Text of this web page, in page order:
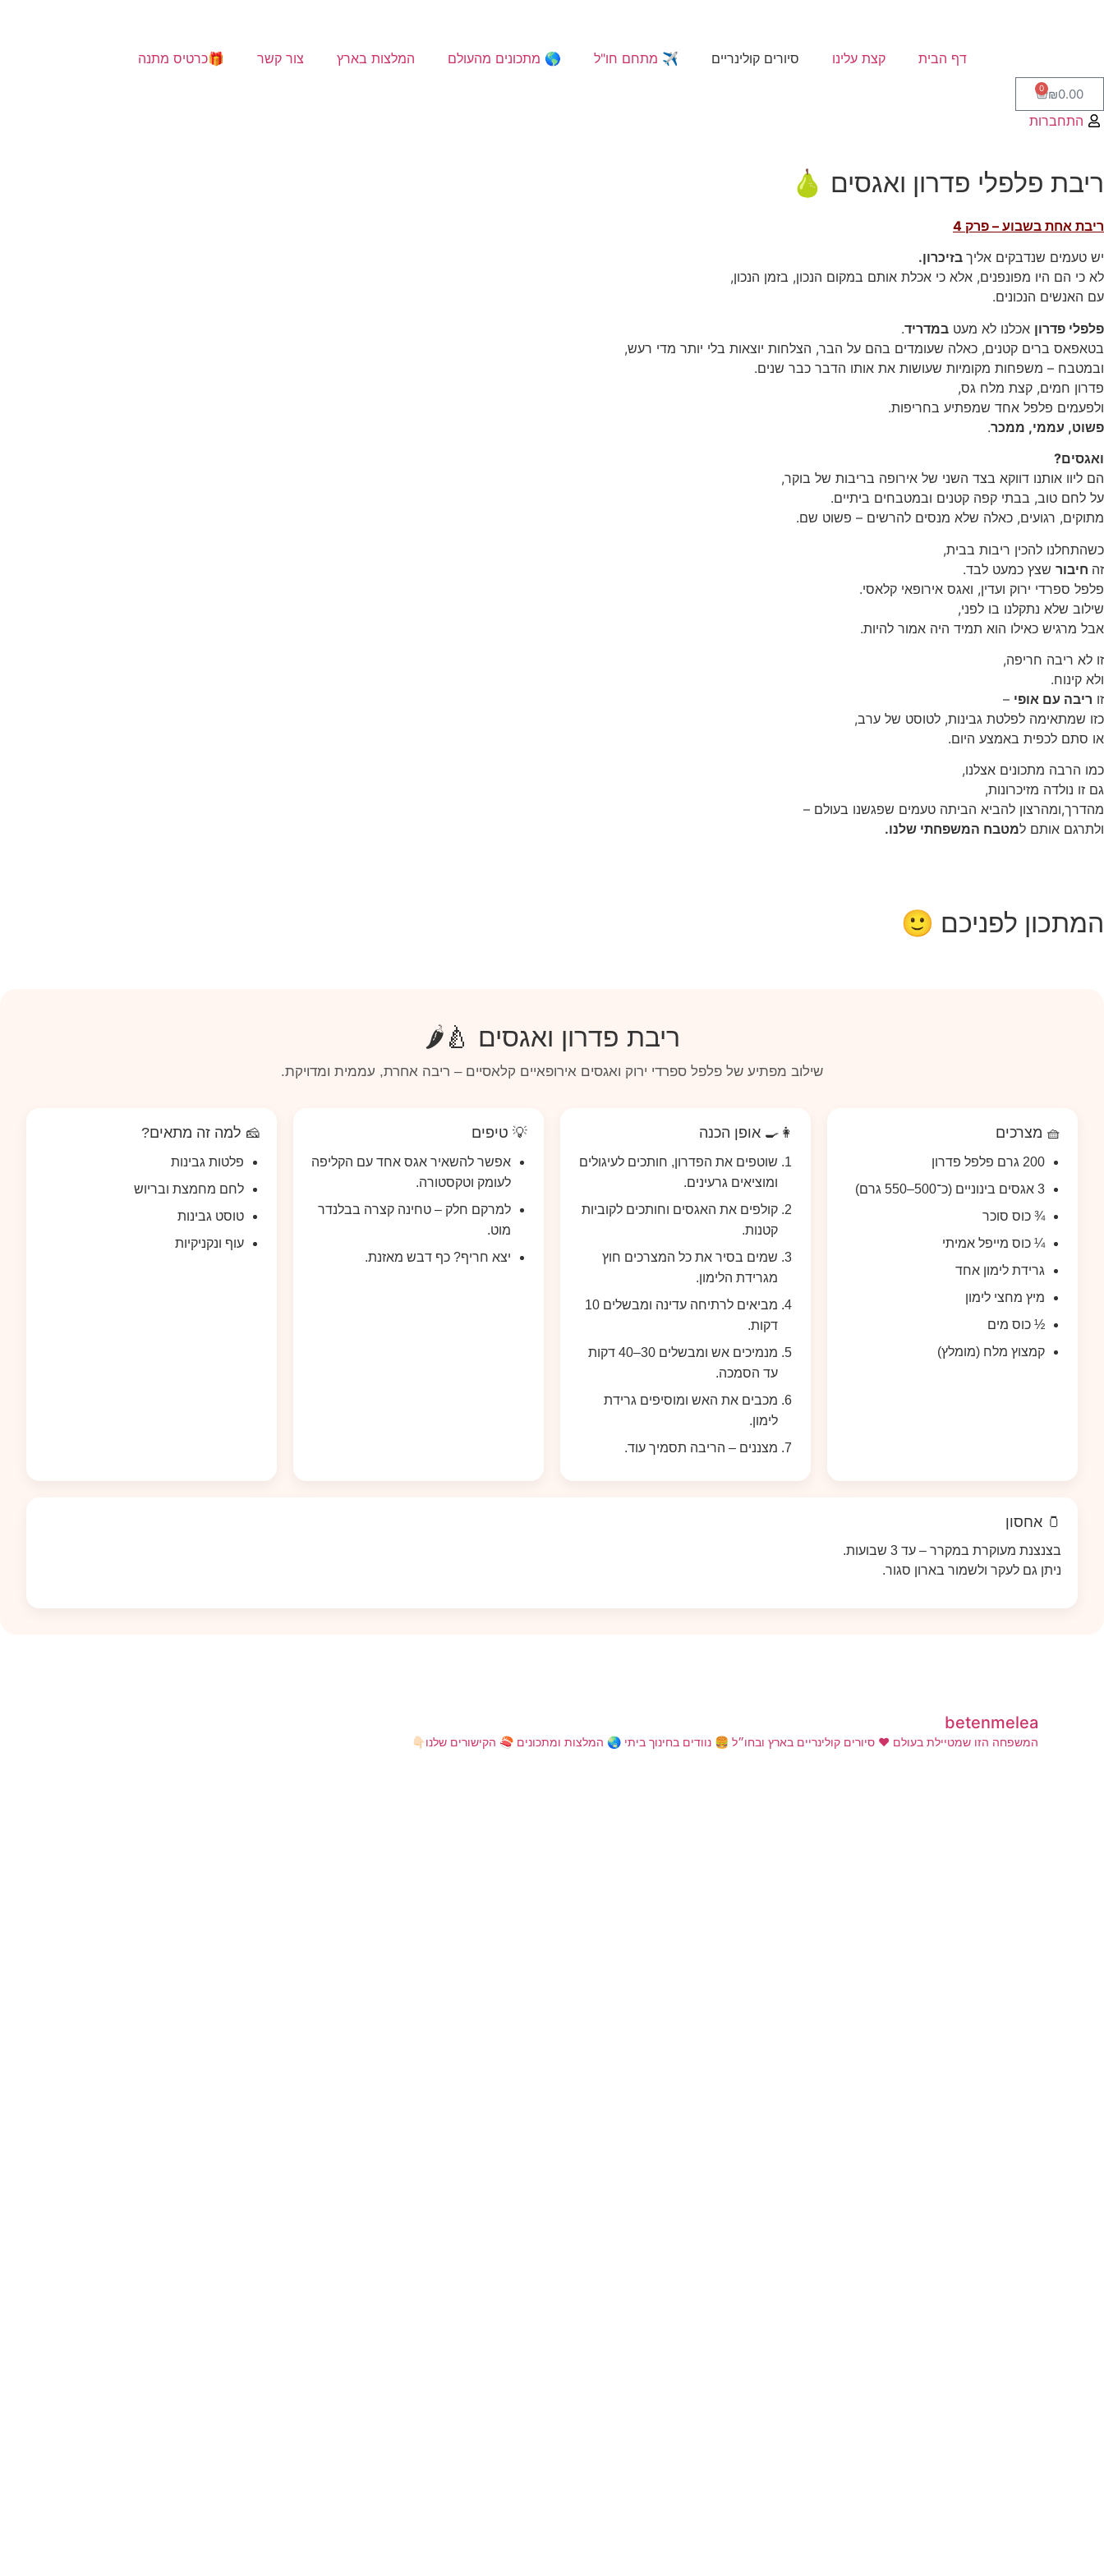
דף הבית קצת עלינו סיורים קולינריים ✈️ מתחם חו"ל 🌎 מתכונים מהעולם המלצות בארץ צור קשר 🎁כרטיס מתנה
₪0.00
0
התחברות
ריבת פלפלי פדרון ואגסים 🍐
ריבת אחת בשבוע – פרק 4
יש טעמים שנדבקים אליך בזיכרון.
לא כי הם היו מפונפנים, אלא כי אכלת אותם במקום הנכון, בזמן הנכון,
עם האנשים הנכונים.
פלפלי פדרון אכלנו לא מעט במדריד.
בטאפאס ברים קטנים, כאלה שעומדים בהם על הבר, הצלחות יוצאות בלי יותר מדי רעש,
ובמטבח – משפחות מקומיות שעושות את אותו הדבר כבר שנים.
פדרון חמים, קצת מלח גס,
ולפעמים פלפל אחד שמפתיע בחריפות.
פשוט, עממי, ממכר.
ואגסים?
הם ליוו אותנו דווקא בצד השני של אירופה בריבות של בוקר,
על לחם טוב, בבתי קפה קטנים ובמטבחים ביתיים.
מתוקים, רגועים, כאלה שלא מנסים להרשים – פשוט שם.
כשהתחלנו להכין ריבות בבית,
זה חיבור שצץ כמעט לבד.
פלפל ספרדי ירוק ועדין, ואגס אירופאי קלאסי.
שילוב שלא נתקלנו בו לפני,
אבל מרגיש כאילו הוא תמיד היה אמור להיות.
זו לא ריבה חריפה,
ולא קינוח.
זו ריבה עם אופי –
כזו שמתאימה לפלטת גבינות, לטוסט של ערב,
או סתם לכפית באמצע היום.
כמו הרבה מתכונים אצלנו,
גם זו נולדה מזיכרונות,
מהדרך,ומהרצון להביא הביתה טעמים שפגשנו בעולם –
ולתרגם אותם למטבח המשפחתי שלנו.
המתכון לפניכם 🙂
ריבת פדרון ואגסים 🍐🌶️
שילוב מפתיע של פלפל ספרדי ירוק ואגסים אירופאיים קלאסיים – ריבה אחרת, עממית ומדויקת.
🧺 מצרכים
200 גרם פלפל פדרון
3 אגסים בינוניים (כ־500–550 גרם)
¾ כוס סוכר
¼ כוס מייפל אמיתי
גרידת לימון אחד
מיץ מחצי לימון
½ כוס מים
קמצוץ מלח (מומלץ)
👩‍🍳 אופן הכנה
שוטפים את הפדרון, חותכים לעיגולים
ומוציאים גרעינים.
קולפים את האגסים וחותכים לקוביות
קטנות.
שמים בסיר את כל המצרכים חוץ
מגרידת הלימון.
מביאים לרתיחה עדינה ומבשלים 10
דקות.
מנמיכים אש ומבשלים 30–40 דקות
עד הסמכה.
מכבים את האש ומוסיפים גרידת
לימון.
מצננים – הריבה תסמיך עוד.
💡 טיפים
אפשר להשאיר אגס אחד עם הקליפה
לעומק וטקסטורה.
למרקם חלק – טחינה קצרה בבלנדר
מוט.
יצא חריף? כף דבש מאזנת.
🧀 למה זה מתאים?
פלטות גבינות
לחם מחמצת ובריוש
טוסט גבינות
עוף ונקניקיות
🫙 אחסון
בצנצנת מעוקרת במקרר – עד 3 שבועות.
ניתן גם לעקר ולשמור בארון סגור.
betenmelea
המשפחה הזו שמטיילת בעולם ❤️ סיורים קולינריים בארץ ובחו״ל 🍔 נוודים בחינוך ביתי 🌏 המלצות ומתכונים 🍣 הקישורים שלנו👇🏻